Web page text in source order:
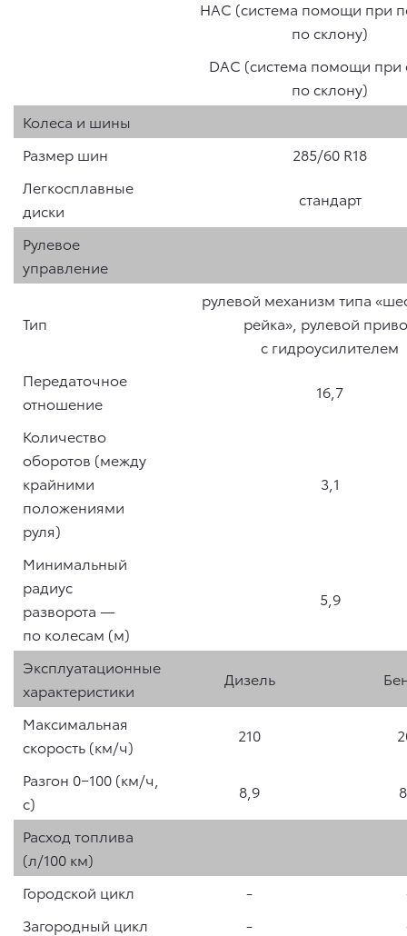
HAC (система помощи при
по склону)
DAС (система помощи при
по склону)
Колеса и шины
Размер шин
285/60 R18
Легкосплавные
диски
стандарт
Рулевое
управление
Тип
рулевой механизм типа
рейка», рулевой
с гидроусилителем
Передаточное
отношение
16,7
Количество
оборотов (между
крайними
положениями
руля)
3,1
Минимальный
радиус
разворота —
по колесам (м)
5,9
Эксплуатационные
характеристики
Дизель
Максимальная
скорость (км/ч)
210
Paзгон 0−100 (км/ч,
с)
8,9
Расход топлива
(л/100 км)
Городской цикл
-
Загородный цикл
-